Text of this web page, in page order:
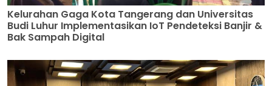
Kelurahan Gaga Kota Tangerang dan Universitas
Budi Luhur Implementasikan IoT Pendeteksi Banjir &
Bak Sampah Digital